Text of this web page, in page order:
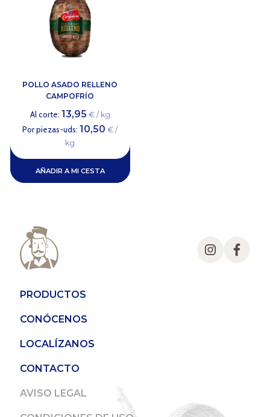
POLLO ASADO RELLENO
CAMPOFRÍO
Al corte: 13,95 € / kg
Por piezas-uds:10,50 € /
kg
AÑADIR A MI CESTA
PRODUCTOS
CONÓCENOS
LOCALÍZANOS
CONTACTO
AVISO LEGAL